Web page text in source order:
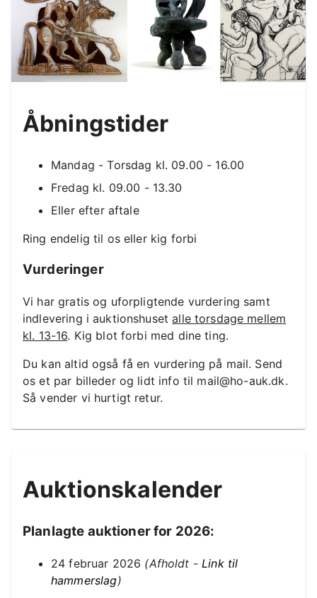
Åbningstider
Mandag - Torsdag kl. 09.00 - 16.00
Fredag kl. 09.00 - 13.30
Eller efter aftale
Ring endelig til os eller kig forbi
Vurderinger
Vi har gratis og uforpligtende vurdering samt
indlevering i auktionshusetalle torsdage mellem
kl. 13-16. Kig blot forbi med dine ting.
Du kan altid også få en vurdering på mail. Send
os et par billeder og lidt info til mail@ho-auk.dk.
Så vender vi hurtigt retur.
Auktionskalender
Planlagte auktioner for 2026:
24 februar 2026 (Afholdt - Link til
hammerslag)